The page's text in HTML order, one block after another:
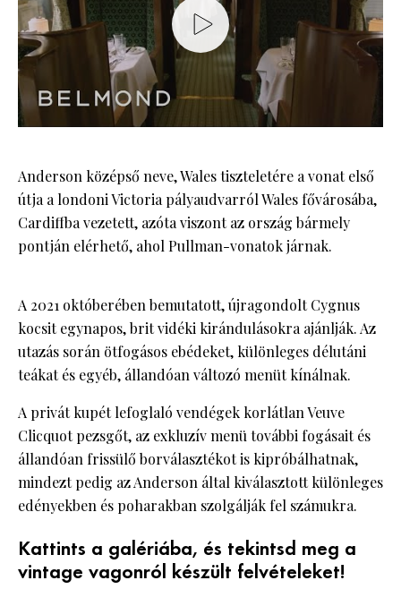
Anderson középső neve, Wales tiszteletére a vonat első
útja a londoni Victoria pályaudvarról Wales fővárosába,
Cardiffba vezetett, azóta viszont az ország bármely
pontján elérhető, ahol Pullman-vonatok járnak.
A 2021 októberében bemutatott, újragondolt Cygnus
kocsit egynapos, brit vidéki kirándulásokra ajánlják. Az
utazás során ötfogásos ebédeket, különleges délutáni
teákat és egyéb, állandóan változó menüt kínálnak.
A privát kupét lefoglaló vendégek korlátlan Veuve
Clicquot pezsgőt, az exkluzív menü további fogásait és
állandóan frissülő borválasztékot is kipróbálhatnak,
mindezt pedig az Anderson által kiválasztott különleges
edényekben és poharakban szolgálják fel számukra.
Kattints a galériába, és tekintsd meg a
vintage vagonról készült felvételeket!